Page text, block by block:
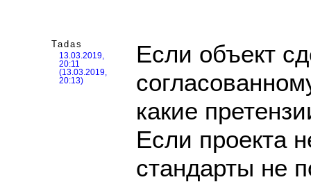
Tadas
13.03.2019,
20:11
(13.03.2019,
20:13)
Если объект
какие
Если проекта
стандарты не